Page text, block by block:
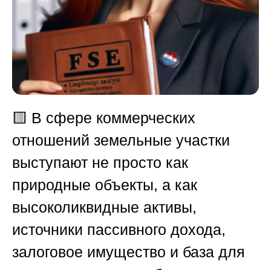
🟨 В сфере коммерческих
отношений земельные участки
выступают не просто как
природные объекты, а как
высоколиквидные активы,
источники пассивного дохода,
залоговое имущество и база для